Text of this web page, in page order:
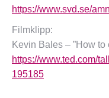
https://www.svd.se/
Filmklipp:
Kevin Bales – ”How
https://www.ted.com/
195185